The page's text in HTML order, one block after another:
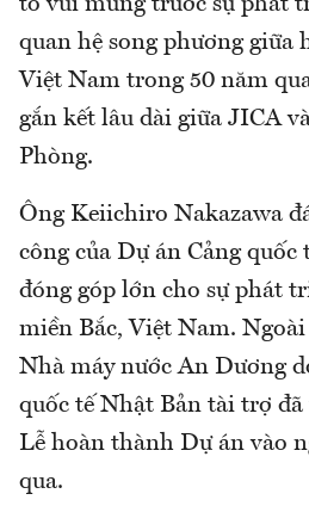
tỏ vui mừng trước sự phát
quan hệ song phương giữa
Việt Nam trong 50 năm
gắn kết lâu dài giữa JICA
Phòng.
Ông Keiichiro Nakazawa
công của Dự án Cảng quốc
đóng góp lớn cho sự phát
miền Bắc, Việt Nam.
Nhà máy nước An Dương
quốc tế Nhật Bản tài trợ
Lễ hoàn thành Dự án vào
qua.